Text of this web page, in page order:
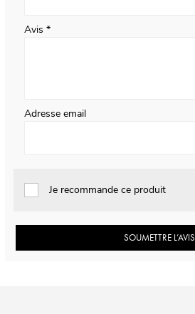
Avis
Adresse email
Je recommande ce produit
SOUMETTRE L’AVIS